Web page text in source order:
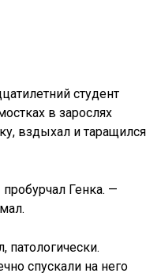
студент
в зарослях
вздыхал и таращился
Генка. —
патологически.
спускали на него